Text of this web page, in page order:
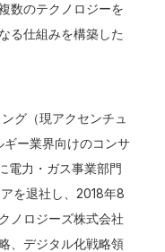
数のテクノロジーを
る仕組みを構築した
グ（現アクセンチュ
ー業界向けのコンサ
電力・ガス事業部門
を退社し、2018年8
ノロジーズ株式会社
、デジタル化戦略領